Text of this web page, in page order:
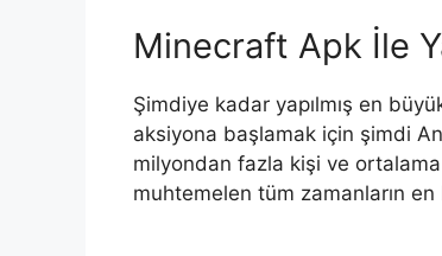
Minecraft Apk İle
Şimdiye kadar yapılmış en
aksiyona başlamak için şimdi
milyondan fazla kişi ve ortalama
muhtemelen tüm zamanların en